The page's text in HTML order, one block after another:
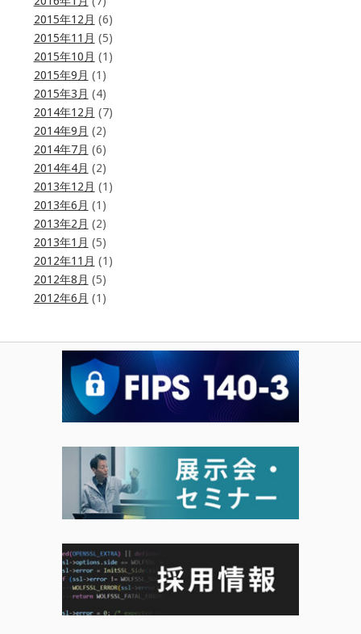
2015年12月 (6)
2015年11月 (5)
2015年10月 (1)
2015年9月 (1)
2015年3月 (4)
2014年12月 (7)
2014年9月 (2)
2014年7月 (6)
2014年4月 (2)
2013年12月 (1)
2013年6月 (1)
2013年2月 (2)
2013年1月 (5)
2012年11月 (1)
2012年8月 (5)
2012年6月 (1)